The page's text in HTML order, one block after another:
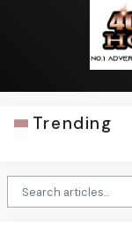
Trending